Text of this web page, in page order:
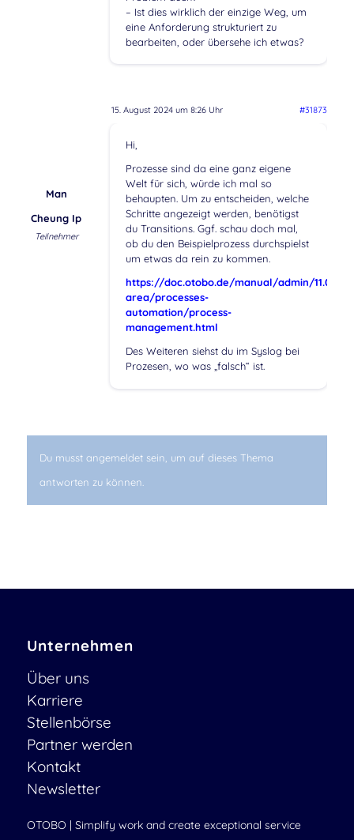
– Ist dies wirklich der einzige Weg, um
eine Anforderung strukturiert zu
bearbeiten, oder übersehe ich etwas?
15. August 2024 um 8:26 Uhr #31873
Man
Cheung Ip
Teilnehmer
Hi,
Prozesse sind da eine ganz eigene
Welt für sich, würde ich mal so
behaupten. Um zu entscheiden, welche
Schritte angezeigt werden, benötigst
du Transitions. Ggf. schau doch mal,
ob du den Beispielprozess durchspielst
um etwas da rein zu kommen.
https://doc.otobo.de/manual/admin/11.0/
area/processes-
automation/process-
management.html
Des Weiteren siehst du im Syslog bei
Prozesen, wo was „falsch“ ist.
Du musst angemeldet sein, um auf dieses Thema
antworten zu können.
Unternehmen
Über uns
Karriere
Stellenbörse
Partner werden
Kontakt
Newsletter
OTOBO | Simplify work and create exceptional service